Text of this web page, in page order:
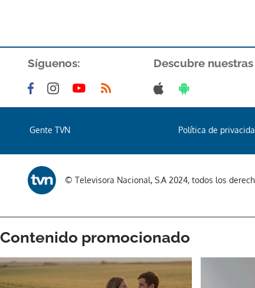
Síguenos: Descubre
Gente TVN Política de
© Televisora Nacional, S.A 2024, todos los